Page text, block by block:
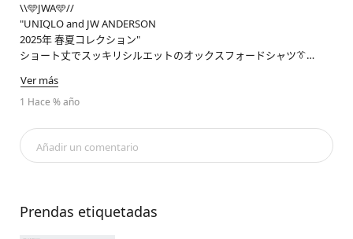
\\🩵JWA🩵//
"UNIQLO and JW ANDERSON
2025年 春夏コレクション"
ショート丈でスッキリシルエットのオックスフォードシャツ👔
📢LIVE STATION 店舗配信のお知らせ📢
毎週日曜日09:30から実施しているLIVESTATIONはしばらくの間お休
次回の配信予定は投稿にてお知らせいたしますので、ぜひご覧くだ
さい👀
次回の配信をお楽しみに☀️
Ver más
1 Hace % año
Añadir un comentario
Prendas etiquetadas